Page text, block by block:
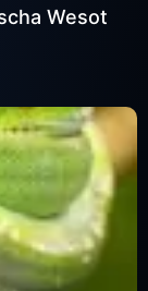
Wesot